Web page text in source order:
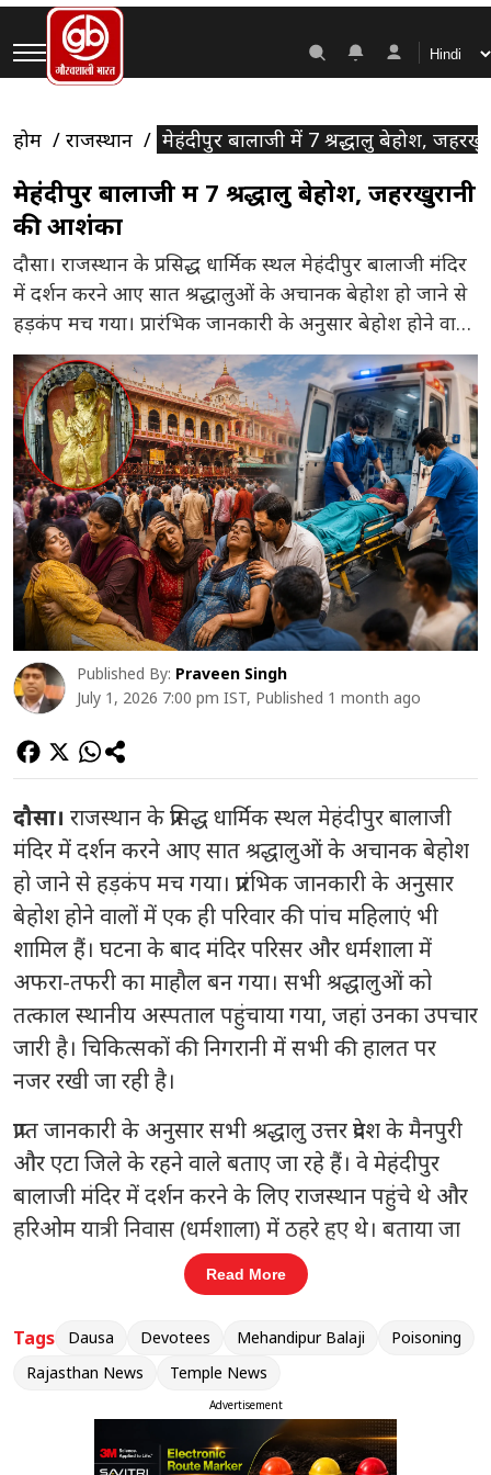
होम राजस्थान मेहंदीपुर बालाजी में 7 श्रद्धालु बेहोश,
मेहंदीपुर बालाजी में 7 श्रद्धालु बेहोश, जहरखुरानी
की आशंका
दौसा। राजस्थान के प्रसिद्ध धार्मिक स्थल मेहंदीपुर बालाजी मंदिर
में दर्शन करने आए सात श्रद्धालुओं के अचानक बेहोश हो जाने से
हड़कंप मच गया। प्रारंभिक जानकारी के अनुसार बेहोश होने वालों
में एक ही परिवार की पांच महिलाएं भी शामिल हैं। घटना के बाद
मंदिर परिसर और धर्मशाला में अफरा-तफरी का माहौल बन गया।
सभी […]
Published By: Praveen Singh
July 1, 2026 7:00 pm IST, Published 1 month ago
दौसा। राजस्थान के प्रसिद्ध धार्मिक स्थल मेहंदीपुर बालाजी
मंदिर में दर्शन करने आए सात श्रद्धालुओं के अचानक बेहोश
हो जाने से हड़कंप मच गया। प्रारंभिक जानकारी के अनुसार
बेहोश होने वालों में एक ही परिवार की पांच महिलाएं भी
शामिल हैं। घटना के बाद मंदिर परिसर और धर्मशाला में
अफरा-तफरी का माहौल बन गया। सभी श्रद्धालुओं को
तत्काल स्थानीय अस्पताल पहुंचाया गया, जहां उनका उपचार
जारी है। चिकित्सकों की निगरानी में सभी की हालत पर
नजर रखी जा रही है।
प्राप्त जानकारी के अनुसार सभी श्रद्धालु उत्तर प्रदेश के मैनपुरी
और एटा जिले के रहने वाले बताए जा रहे हैं। वे मेहंदीपुर
बालाजी मंदिर में दर्शन करने के लिए राजस्थान पहुंचे थे और
हरिओम यात्री निवास (धर्मशाला) में ठहरे हुए थे। बताया जा
रहा है कि भोजन करने के कुछ समय बाद सभी की तबीयत
अचानक बिगड़ गई। उन्हें चक्कर आने लगे और देखते ही
देखते सातों लोग बेहोश हो गए।
संबंधित खबरें
राजस्थान में भारत-पाक सीमा पर सख्ती
Read More
Tags Dausa Devotees Mehandipur Balaji
Poisoning
Rajasthan News
Temple News
Advertisement